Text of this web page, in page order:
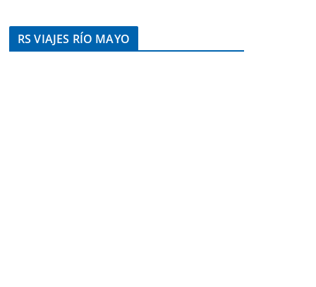
RS VIAJES RÍO MAYO